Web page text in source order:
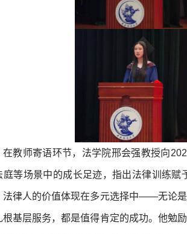
在教师寄语环节，法学院邢会强教授向
庭等场景中的成长足迹，指出法律训练
法律人的价值体现在多元选择中——无论
根基层服务，都是值得肯定的成功。他勉